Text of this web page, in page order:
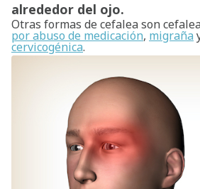
alrededor del ojo.
Otras formas de cefalea son
por abuso de medicación, migraña
cervicogénica.